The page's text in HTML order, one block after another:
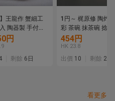
】王龍作 蟹細工
陶器製 手付鉢
具 華道具 骨董
物 蟹細工 手桶
物 7L6-757S08
円
剩餘 6日
1円～ 梶原修 陶灼
彩 茶碗 抹茶碗 捻茶
道具 茶器 共箱 共布
工芸品 陶器 木箱
454円
HK 23.8
出價 10 剩餘 2日
看更多